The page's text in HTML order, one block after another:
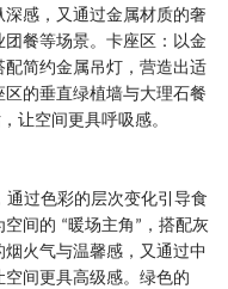
感，又通过金属材质的奢
餐等场景。卡座区：以金
简约金属吊灯，营造出适
的垂直绿植墙与大理石餐
让空间更具呼吸感。
通过色彩的层次变化引导食
空间的 “暖场主角 ” ，搭配灰
火气与温馨感，又通过中
间更具高级感。绿色的